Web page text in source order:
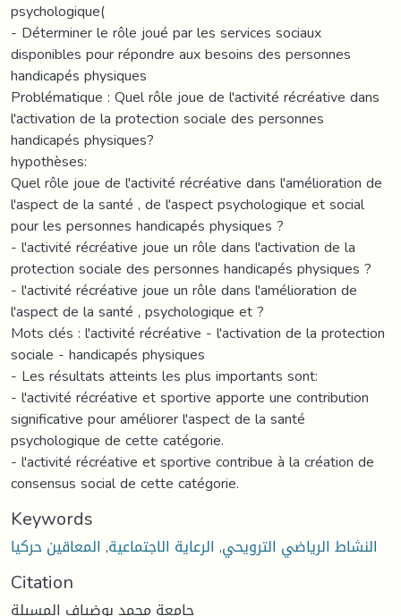
psychologique(
- Déterminer le rôle joué par les services sociaux
disponibles pour répondre aux besoins des personnes
handicapés physiques
Problématique : Quel rôle joue de l'activité récréative dans
l'activation de la protection sociale des personnes
handicapés physiques?
hypothèses:
Quel rôle joue de l'activité récréative dans l'amélioration de
l'aspect de la santé , de l'aspect psychologique et social
pour les personnes handicapés physiques ?
- l'activité récréative joue un rôle dans l'activation de la
protection sociale des personnes handicapés physiques ?
- l'activité récréative joue un rôle dans l'amélioration de
l'aspect de la santé , psychologique et ?
Mots clés : l'activité récréative - l'activation de la protection
sociale - handicapés physiques
- Les résultats atteints les plus importants sont:
- l'activité récréative et sportive apporte une contribution
significative pour améliorer l'aspect de la santé
psychologique de cette catégorie.
- l'activité récréative et sportive contribue à la création de
consensus social de cette catégorie.
Keywords
النشاط الرياضي الترويحي, الرعاية الاجتماعية, المعاقين حركيا
Citation
جامعة محمد بوضياف المسيلة